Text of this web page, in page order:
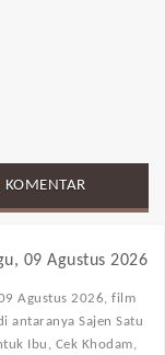
KOMENTAR
09 Agustus 2026
Agustus 2026, film
antaranya Sajen Satu
Ibu, Cek Khodam,